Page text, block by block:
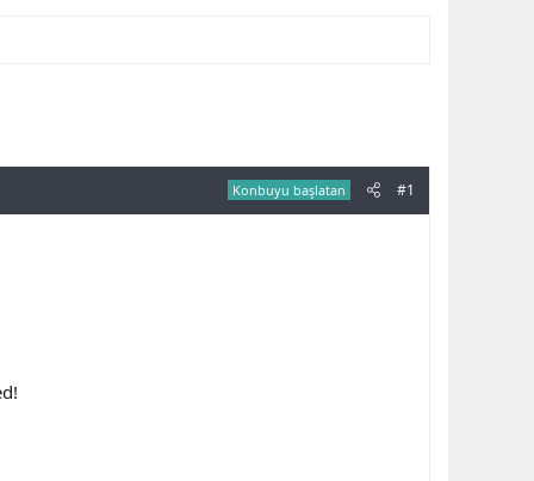
Konbuyu başlatan #1